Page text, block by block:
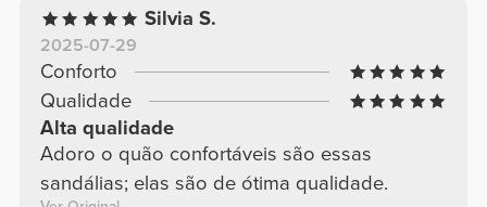
Silvia S.
2025-07-29
Conforto
Qualidade
Alta qualidade
Adoro o quão confortáveis são essas
sandálias; elas são de ótima qualidade.